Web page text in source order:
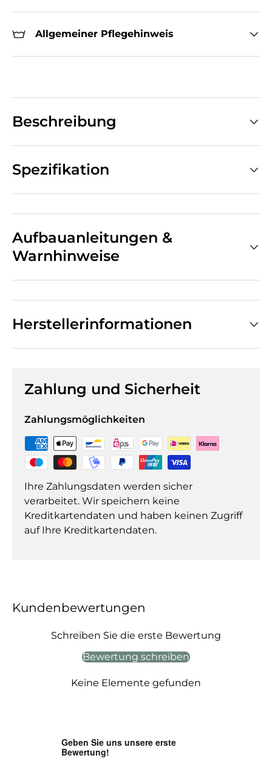
Allgemeiner Pflegehinweis
Beschreibung
Spezifikation
Aufbauanleitungen &
Warnhinweise
Herstellerinformationen
Zahlung und Sicherheit
Zahlungsmöglichkeiten
Ihre Zahlungsdaten werden sicher
verarbeitet. Wir speichern keine
Kreditkartendaten und haben keinen Zugriff
auf Ihre Kreditkartendaten.
Kundenbewertungen
Schreiben Sie die erste Bewertung
Bewertung schreiben
Keine Elemente gefunden